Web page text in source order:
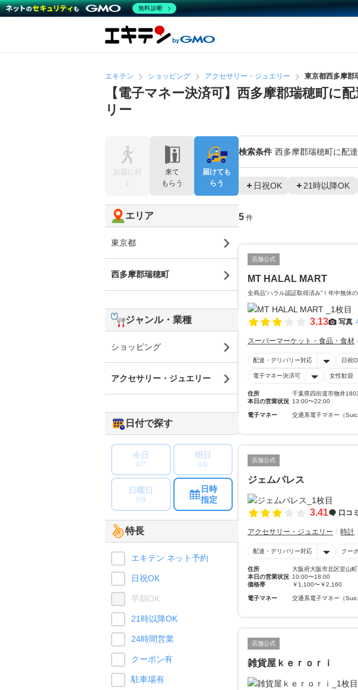
エキテン ショッピング アクセサリー・ジュエリー 東京都西多摩郡
【電子マネー決済可】西多摩郡瑞穂町に
リー
検索条件 西多摩郡瑞穂町に配
日祝OK 21時以降OK
5 件
店舗公式
MT HALAL MART
全商品“ハラル認証取得済み”！年中無休
3.13 写真
スーパーマーケット・食品・食材
配達・デリバリー対応 日祝
電子マネー決済可 女性歓迎
住所
千葉県四街道市物井
本日の営業状況 13:00〜22:00
電子マネー 交通系電子マネー（
店舗公式
ジェムパレス
3.41 口コミ
アクセサリー・ジュエリー 時計
配達・デリバリー対応 クー
住所
大阪府大阪市北区堂山
本日の営業状況 10:00〜18:00
価格帯
￥1,100〜￥2,160
電子マネー 交通系電子マネー（
店舗公式
雑貨屋ｋｅｒｏｒｉ
お店に行
く
来て
もらう
届けても
らう
エリア
東京都
西多摩郡瑞穂町
ジャンル・業種
ショッピング
アクセサリー・ジュエリー
日付で探す
今日
8/7
明日
8/8
日曜日
8/9
日時
指定
特長
エキテン ネット予約
日祝OK
早朝OK
21時以降OK
24時間営業
クーポン有
駐車場有
無料診断